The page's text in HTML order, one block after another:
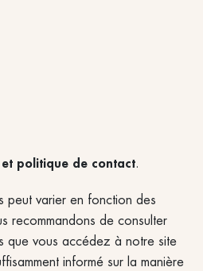
politique de contact.
peut varier en fonction des
recommandons de consulter
que vous accédez à notre site
informé sur la manière